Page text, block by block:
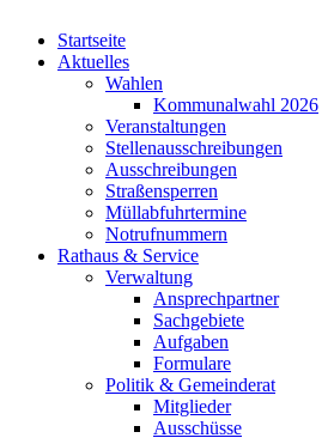
Startseite
Aktuelles
Wahlen
Kommunalwahl 2026
Veranstaltungen
Stellenausschreibungen
Ausschreibungen
Straßensperren
Müllabfuhrtermine
Notrufnummern
Rathaus & Service
Verwaltung
Ansprechpartner
Sachgebiete
Aufgaben
Formulare
Politik & Gemeinderat
Mitglieder
Ausschüsse